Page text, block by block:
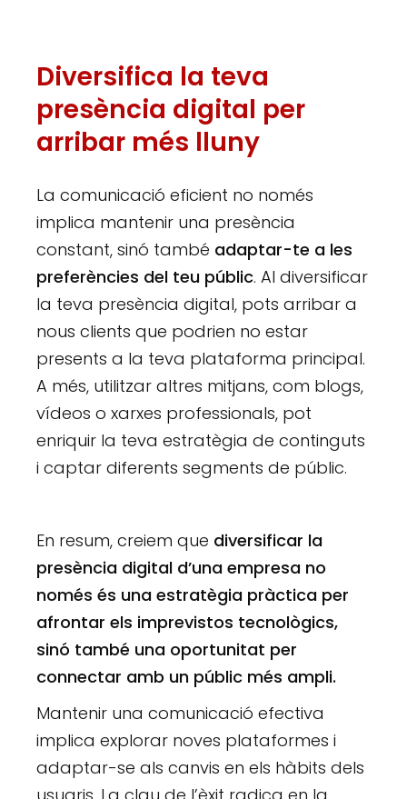
Diversifica la teva
presència digital per
arribar més lluny
La comunicació eficient no només
implica mantenir una presència
constant, sinó també adaptar-te a les
preferències del teu públic. Al diversificar
la teva presència digital, pots arribar a
nous clients que podrien no estar
presents a la teva plataforma principal.
A més, utilitzar altres mitjans, com blogs,
vídeos o xarxes professionals, pot
enriquir la teva estratègia de continguts
i captar diferents segments de públic.
En resum, creiem que diversificar la
presència digital d’una empresa no
només és una estratègia pràctica per
afrontar els imprevistos tecnològics,
sinó també una oportunitat per
connectar amb un públic més ampli.
Mantenir una comunicació efectiva
implica explorar noves plataformes i
adaptar-se als canvis en els hàbits dels